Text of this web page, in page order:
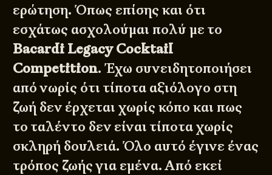
ερώτηση. Όπως επίσης και ότι
εσχάτως ασχολούμαι πολύ με το
Bacardi Legacy Cocktail
Competition. Έχω συνειδητοποιήσει
από νωρίς ότι τίποτα αξιόλογο στη
ζωή δεν έρχεται χωρίς κόπο και πως
το ταλέντο δεν είναι τίποτα χωρίς
σκληρή δουλειά. Όλο αυτό έγινε ένας
τρόπος ζωής για εμένα. Από εκεί